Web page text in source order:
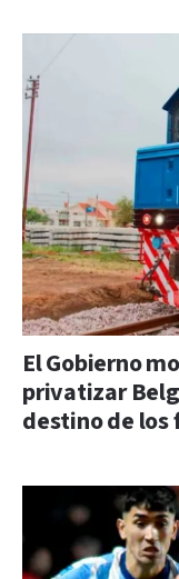
El Gobierno
privatizar
destino de los